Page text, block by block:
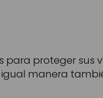
para proteger sus
manera